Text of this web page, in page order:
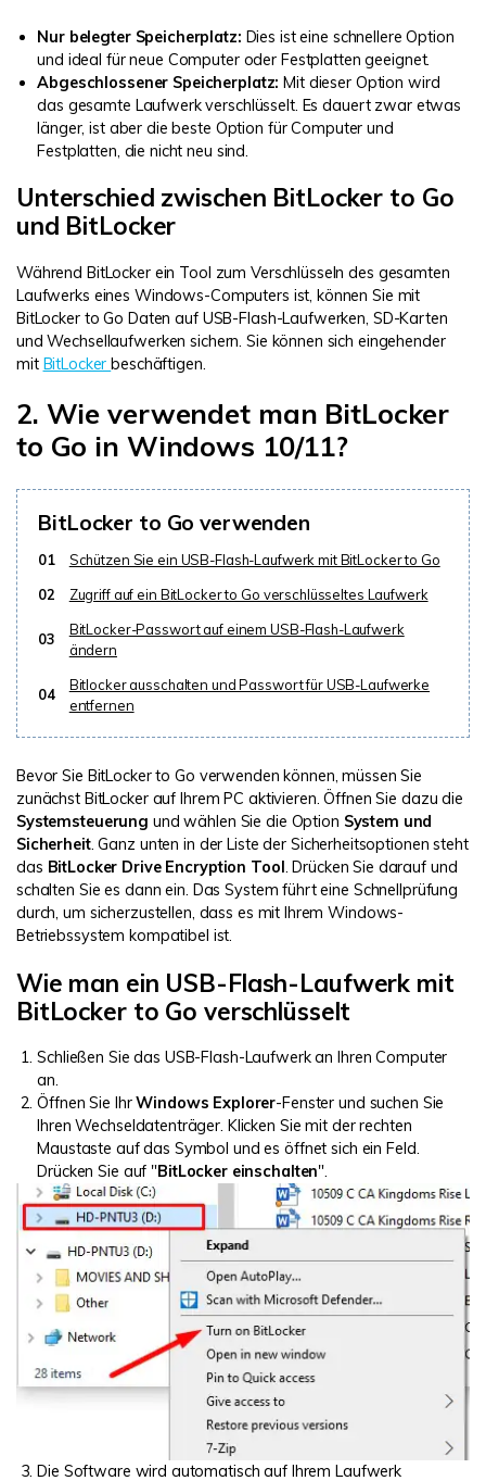
Nur belegter Speicherplatz: Dies ist eine schnellere Option
und ideal für neue Computer oder Festplatten geeignet.
Abgeschlossener Speicherplatz: Mit dieser Option wird
das gesamte Laufwerk verschlüsselt. Es dauert zwar etwas
länger, ist aber die beste Option für Computer und
Festplatten, die nicht neu sind.
Unterschied zwischen BitLocker to Go
und BitLocker
Während BitLocker ein Tool zum Verschlüsseln des gesamten
Laufwerks eines Windows-Computers ist, können Sie mit
BitLocker to Go Daten auf USB-Flash-Laufwerken, SD-Karten
und Wechsellaufwerken sichern. Sie können sich eingehender
mit BitLockerbeschäftigen.
2. Wie verwendet man BitLocker
to Go in Windows 10/11?
BitLocker to Go verwenden
01
Schützen Sie ein USB-Flash-Laufwerk mit BitLocker to Go
02
Zugriff auf ein BitLocker to Go verschlüsseltes Laufwerk
03
BitLocker-Passwort auf einem USB-Flash-Laufwerk
ändern
04
Bitlocker ausschalten und Passwort für USB-Laufwerke
entfernen
Bevor Sie BitLocker to Go verwenden können, müssen Sie
zunächst BitLocker auf Ihrem PC aktivieren. Öffnen Sie dazu die
Systemsteuerung und wählen Sie die Option System und
Sicherheit. Ganz unten in der Liste der Sicherheitsoptionen steht
das BitLocker Drive Encryption Tool . Drücken Sie darauf und
schalten Sie es dann ein. Das System führt eine Schnellprüfung
durch, um sicherzustellen, dass es mit Ihrem Windows-
Betriebssystem kompatibel ist.
Wie man ein USB-Flash-Laufwerk mit
BitLocker to Go verschlüsselt
Schließen Sie das USB-Flash-Laufwerk an Ihren Computer
an.
Öffnen Sie IhrWindows Explorer-Fenster und suchen Sie
Ihren Wechseldatenträger. Klicken Sie mit der rechten
Maustaste auf das Symbol und es öffnet sich ein Feld.
Drücken Sie auf "BitLocker einschalten".
Die Software wird automatisch auf Ihrem Laufwerk